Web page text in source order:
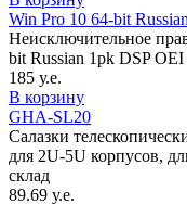
Win Pro 10 64-bit
Неисключительное
bit Russian 1pk DSP
185 у.е.
В корзину
GHA-SL20
Салазки
для 2U-5U корпусов,
склад
89.69 у.е.